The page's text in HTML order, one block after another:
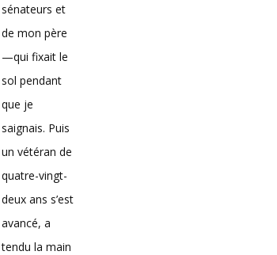
sénateurs et
de mon père
—qui fixait le
sol pendant
que je
saignais. Puis
un vétéran de
quatre-vingt-
deux ans s’est
avancé, a
tendu la main